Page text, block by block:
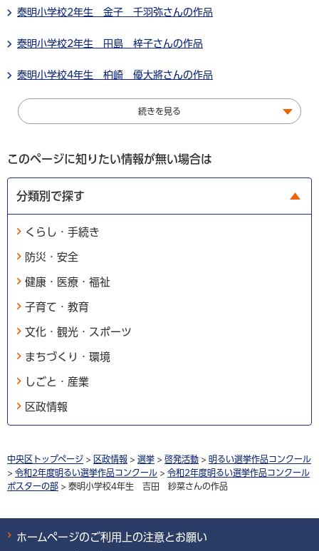
泰明小学校2年生 金子 千羽弥さんの作品
泰明小学校2年生 田島 梓子さんの作品
泰明小学校4年生 柏崎 優大將さんの作品
続きを見る
このページに知りたい情報が無い場合は
分類別で探す
くらし・手続き
防災・安全
健康・医療・福祉
子育て・教育
文化・観光・スポーツ
まちづくり・環境
しごと・産業
区政情報
中央区トップページ > 区政情報 > 選挙 > 啓発活動 > 明るい選挙作品コンクール
> 令和2年度明るい選挙作品コンクール > 令和2年度明るい選挙作品コンクール
ポスターの部 > 泰明小学校4年生 吉田 紗菜さんの作品
ホームページのご利用上の注意とお願い